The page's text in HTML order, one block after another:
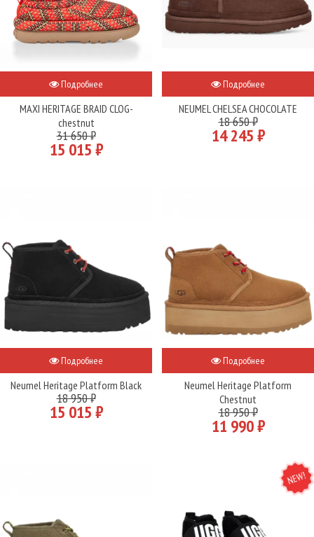
Подробнее
MAXI HERITAGE BRAID CLOG-
chestnut
31 650 ₽
15 015 ₽
Подробнее
NEUMEL CHELSEA CHOCOLATE
18 650 ₽
14 245 ₽
Подробнее
Neumel Heritage Platform Black
18 950 ₽
15 015 ₽
Подробнее
Neumel Heritage Platform
Chestnut
18 950 ₽
11 990 ₽
NEW